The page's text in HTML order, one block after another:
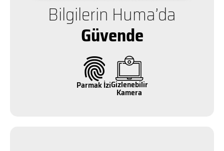
Bilgilerin Huma’da
Güvende
Parmak İziGizlenebilir
Kamera